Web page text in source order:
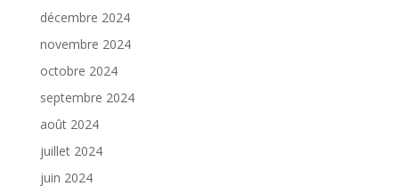
décembre 2024
novembre 2024
octobre 2024
septembre 2024
août 2024
juillet 2024
juin 2024